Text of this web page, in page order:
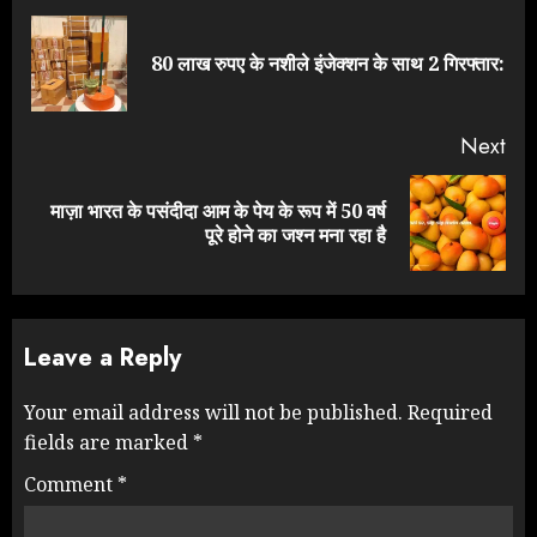
Reading
80 लाख रुपए के नशीले इंजेक्शन के साथ 2 गिरफ्तार:
Next
Next
माज़ा भारत के पसंदीदा आम के पेय के रूप में 50 वर्ष
पूरे होने का जश्न मना रहा है
Leave a Reply
Your email address will not be published. Required
fields are marked *
Comment *